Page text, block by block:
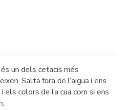
un dels cetacis més
Salta fora de l’aigua i ens
els colors de la cua com si ens